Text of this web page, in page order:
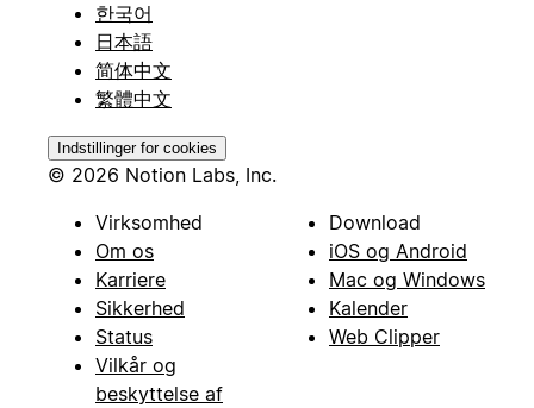
한국어
日本語
简体中文
繁體中文
Indstillinger for cookies
© 2026 Notion Labs, Inc.
Virksomhed
Om os
Karriere
Sikkerhed
Status
Vilkår og
beskyttelse af
Download
iOS og Android
Mac og Windows
Kalender
Web Clipper